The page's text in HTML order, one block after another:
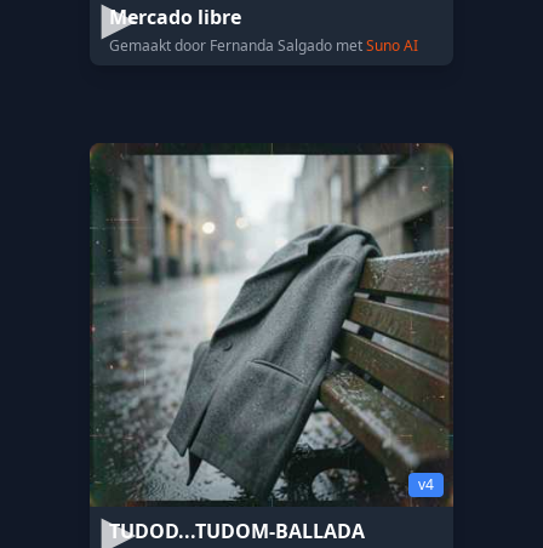
Mercado libre
Gemaakt door Fernanda Salgado metSuno AI
v4
TUDOD...TUDOM-BALLADA